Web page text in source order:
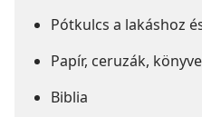
Pótkulcs a lakáshoz
Papír, ceruzák,
Biblia